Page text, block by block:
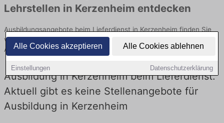
Alle Cookies akzeptieren Alle Cookies ablehnen
Einstellungen Datenschutzerklärung
Lehrstellen in Kerzenheim entdecken
Ausbildungsangebote beim Lieferdienst in Kerzenheim finden Sie
von namhaften Firmen. Entdecken Sie freie Optionen von Top-
Arbeitgebern und bewerben Sie sich noch heute.
Ausbildung in Kerzenheim beim Lieferdienst:
Aktuell gibt es keine Stellenangebote für
Ausbildung in Kerzenheim